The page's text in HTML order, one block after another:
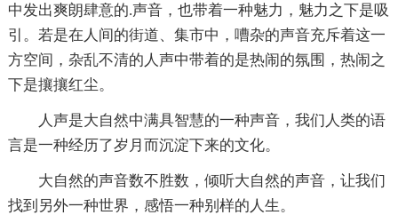
中发出爽朗肆意的.声音，也带着一种魅力，魅力之下是吸
引。若是在人间的街道、集市中，嘈杂的声音充斥着这一
方空间，杂乱不清的人声中带着的是热闹的氛围，热闹之
下是攘攘红尘。
人声是大自然中满具智慧的一种声音，我们人类的语
言是一种经历了岁月而沉淀下来的文化。
大自然的声音数不胜数，倾听大自然的声音，让我们
找到另外一种世界，感悟一种别样的人生。